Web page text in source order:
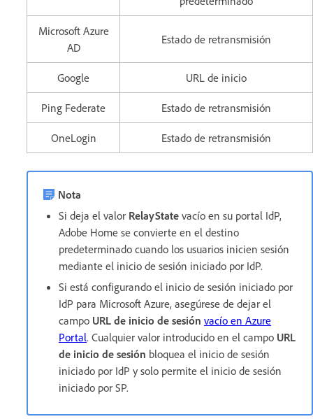
Microsoft Azure
AD
Estado de retransmisión
Google URL de inicio
Ping Federate Estado de retransmisión
OneLogin Estado de retransmisión
Nota
Si deja el valor RelayState vacío en su portal IdP,
Adobe Home se convierte en el destino
predeterminado cuando los usuarios inicien sesión
mediante el inicio de sesión iniciado por IdP.
Si está configurando el inicio de sesión iniciado por
IdP para Microsoft Azure, asegúrese de dejar el
campo URL de inicio de sesión vacío en Azure
Portal. Cualquier valor introducido en el campo URL
de inicio de sesión bloquea el inicio de sesión
iniciado por IdP y solo permite el inicio de sesión
iniciado por SP.